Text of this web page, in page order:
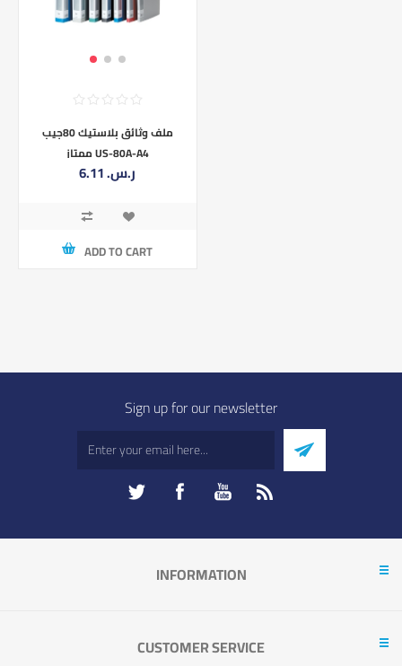
ملف وثائق بلاستيك 80جيب
ممتاز US-80A-A4
6.11 ر.س.‏
ADD TO CART
Sign up for our newsletter
INFORMATION
CUSTOMER SERVICE